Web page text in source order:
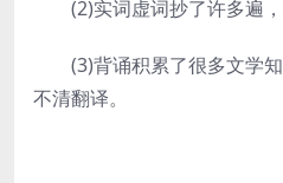
(2)实词虚词抄了许多遍，
(3)背诵积累了很多文学知
不清翻译。